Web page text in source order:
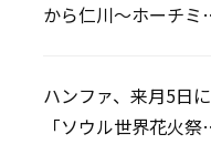
から仁川〜ホーチミ
ハンファ、来月5日に
「ソウル世界花火祭